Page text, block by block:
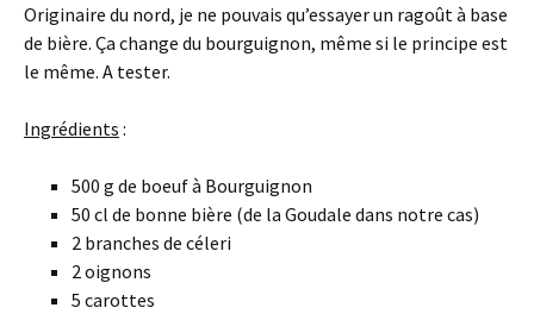
Originaire du nord, je ne pouvais qu’essayer un ragoût à base
de bière. Ça change du bourguignon, même si le principe est
le même. A tester.
Ingrédients :
500 g de boeuf à Bourguignon
50 cl de bonne bière (de la Goudale dans notre cas)
2 branches de céleri
2 oignons
5 carottes